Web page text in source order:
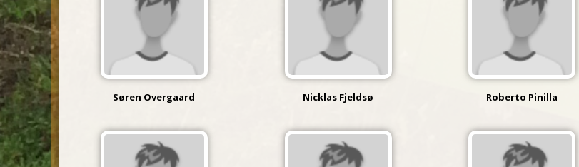
Søren Overgaard Nicklas Fjeldsø Roberto Pinilla